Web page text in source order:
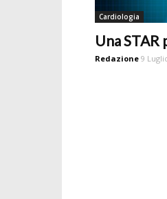
Cardiologia
Una STAR
Redazione 9